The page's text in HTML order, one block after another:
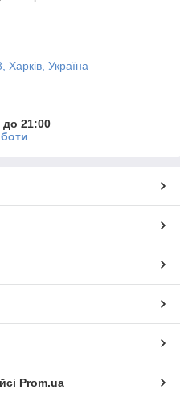
Україна
до 21:00
Prom.ua